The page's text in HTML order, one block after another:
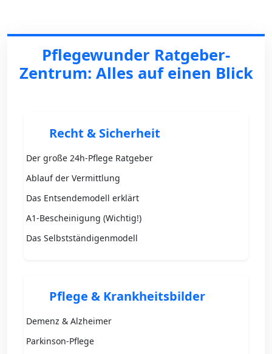
Pflegewunder Ratgeber-
Zentrum: Alles auf einen Blick
Recht & Sicherheit
Der große 24h-Pflege Ratgeber
Ablauf der Vermittlung
Das Entsendemodell erklärt
A1-Bescheinigung (Wichtig!)
Das Selbstständigenmodell
Pflege & Krankheitsbilder
Demenz & Alzheimer
Parkinson-Pflege